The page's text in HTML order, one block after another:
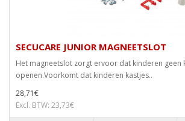
SECUCARE JUNIOR MAGNEETSLOT
Het magneetslot zorgt ervoor dat kinderen geen
openen.Voorkomt dat kinderen kastjes..
28,71€
Excl. BTW: 23,73€